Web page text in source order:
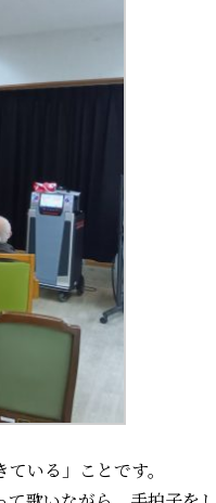
いる」ことです。